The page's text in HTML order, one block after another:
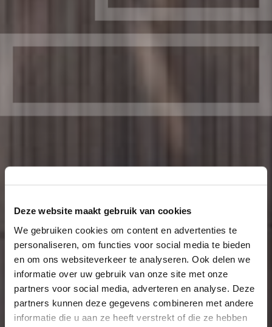
Deze website maakt gebruik van cookies
We gebruiken cookies om content en advertenties te
personaliseren, om functies voor social media te bieden
en om ons websiteverkeer te analyseren. Ook delen we
informatie over uw gebruik van onze site met onze
partners voor social media, adverteren en analyse. Deze
partners kunnen deze gegevens combineren met andere
informatie die u aan ze heeft verstrekt of die ze hebben